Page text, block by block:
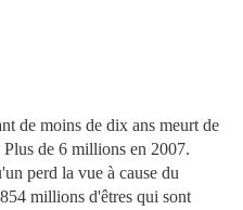
de moins de dix ans meurt de
Plus de 6 millions en 2007.
perd la vue à cause du
millions d'êtres qui sont